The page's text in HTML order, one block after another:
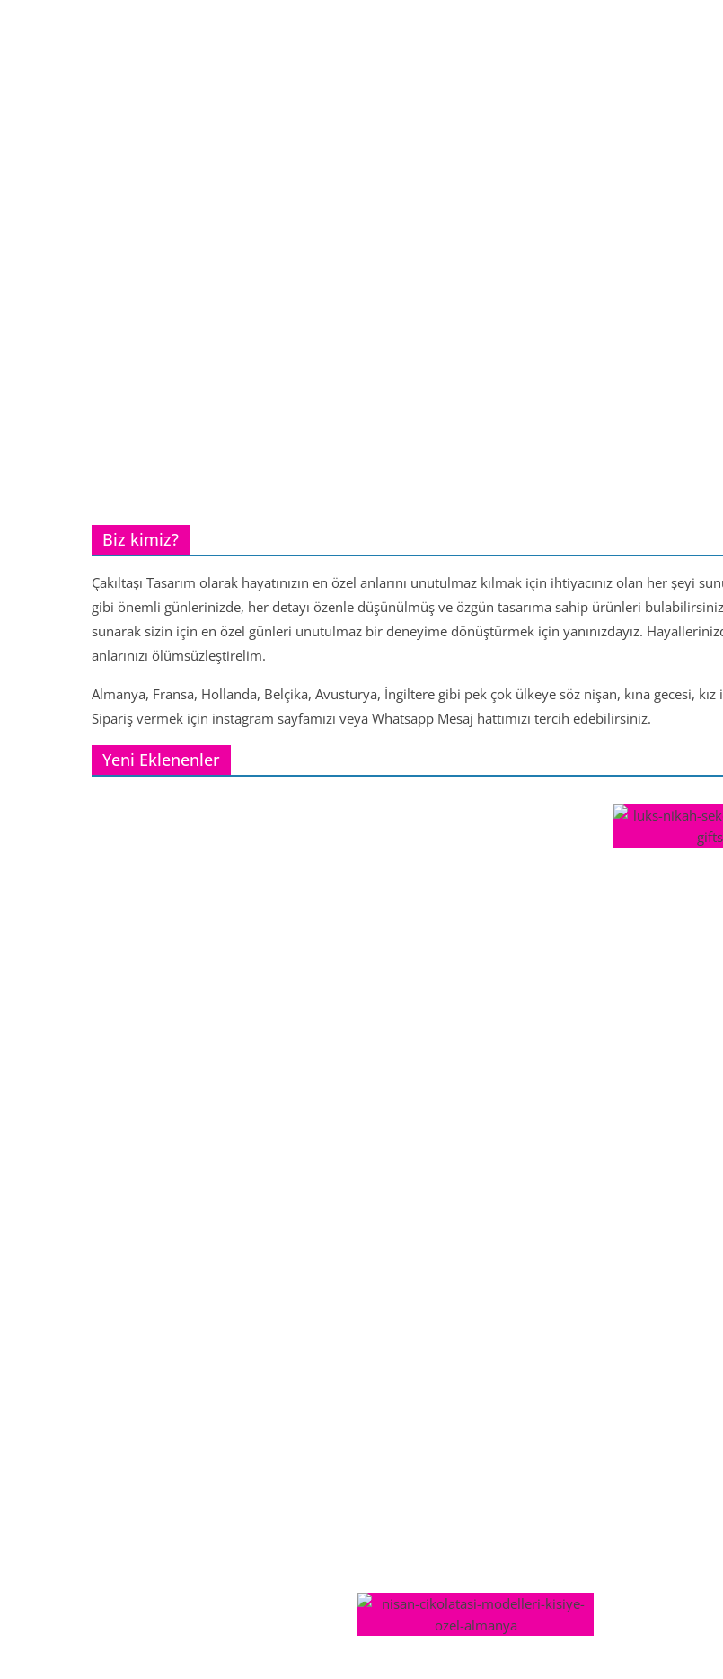
Biz kimiz?
Çakıltaşı Tasarım olarak hayatınızın en özel anlarını unutulmaz kılmak için ihtiyacınız olan her şeyi
gibi önemli günlerinizde, her detayı özenle düşünülmüş ve özgün tasarıma sahip ürünleri
sunarak sizin için en özel günleri unutulmaz bir deneyime dönüştürmek için yanınızdayız.
anlarınızı ölümsüzleştirelim.
Almanya, Fransa, Hollanda, Belçika, Avusturya, İngiltere gibi pek çok ülkeye söz nişan, kına gecesi,
Sipariş vermek için instagram sayfamızı veya Whatsapp Mesaj hattımızı tercih edebilirsiniz.
Yeni Eklenenler